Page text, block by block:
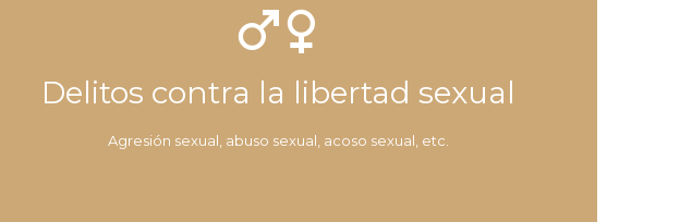

Delitos contra la libertad sexual
Agresión sexual, abuso sexual, acoso sexual, etc.